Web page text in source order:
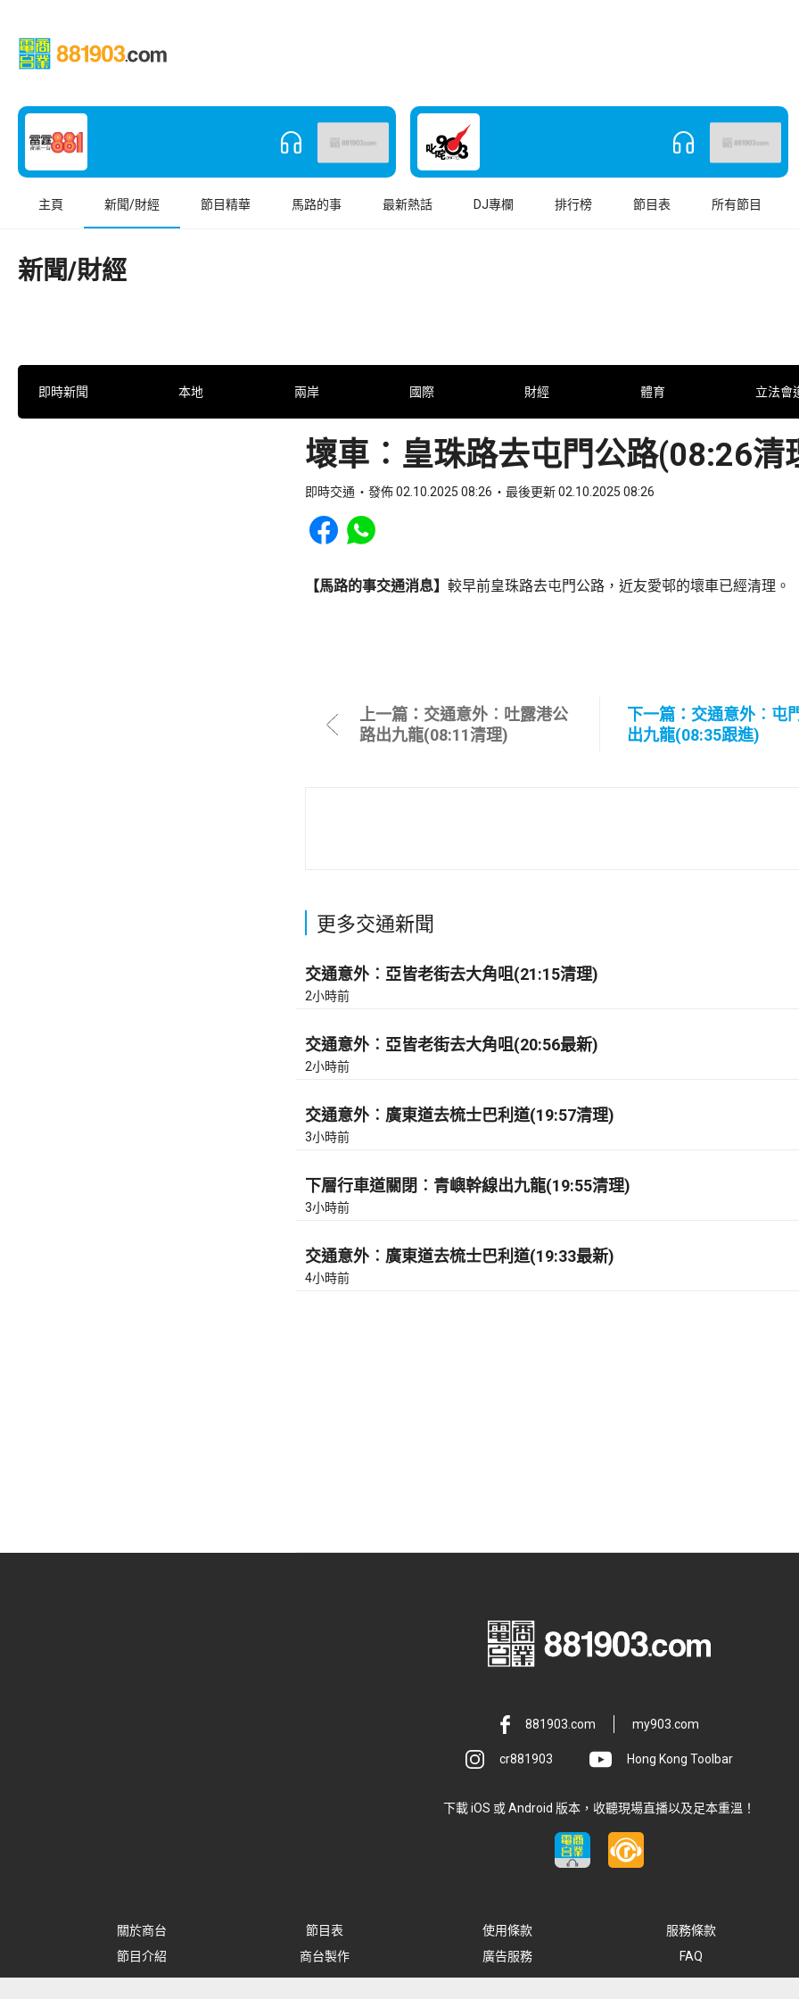
主頁 新聞/財經 節目精華 馬路的事 最新熱話 DJ專欄 排行榜 節目表 所有節目
新聞/財經
即時新聞 本地 兩岸 國際 財經 體育 立法會
壞車︰皇珠路去屯門公路(08:26清
即時交通 發佈 02.10.2025 08:26 最後更新 02.10.2025 08:26
Share to Facebook
Share to WhatsApp
【馬路的事交通消息】 較早前皇珠路去屯門公路，近友愛邨的壞車已經清理。
上一篇：交通意外︰吐露港公
路出九龍(08:11清理)
下一篇：交通意外︰屯
出九龍(08:35跟進)
更多交通新聞
交通意外︰亞皆老街去大角咀(21:15清理)
2小時前
交通意外︰亞皆老街去大角咀(20:56最新)
2小時前
交通意外︰廣東道去梳士巴利道(19:57清理)
3小時前
下層行車道關閉︰青嶼幹線出九龍(19:55清理)
3小時前
交通意外︰廣東道去梳士巴利道(19:33最新)
4小時前
881903.com my903.com
cr881903 Hong Kong Toolbar
下載 iOS 或 Android 版本，收聽現場直播以及足本重溫！
關於商台 節目表 使用條款 服務條款
節目介紹
商台製作 廣告服務 FAQ